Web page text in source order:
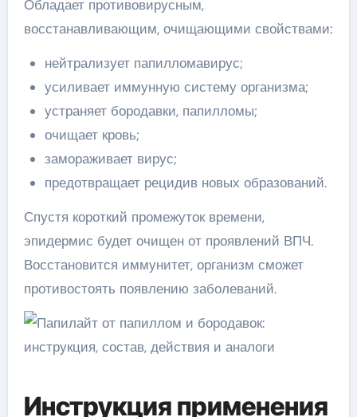
Обладает противовирусным,
восстанавливающим, очищающими свойствами:
нейтрализует папилломавирус;
усиливает иммунную систему организма;
устраняет бородавки, папилломы;
очищает кровь;
замораживает вирус;
предотвращает рецидив новых образований.
Спустя короткий промежуток времени,
эпидермис будет очищен от проявлений ВПЧ.
Восстановится иммунитет, организм сможет
противостоять появлению заболеваний.
Инструкция применения